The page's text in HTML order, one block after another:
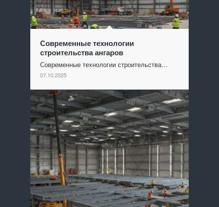
Современные технологии
строительства ангаров
Современные технологии строительства…
07.10.2025